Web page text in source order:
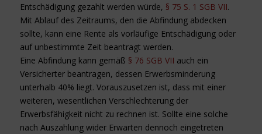
Entschädigung gezahlt werden würde, § 75 S. 1 SGB VII.
Mit Ablauf des Zeitraums, den die Abfindung abdecken
sollte, kann eine Rente als vorläufige Entschädigung oder
auf unbestimmte Zeit beantragt werden.
Eine Abfindung kann gemäß § 76 SGB VII auch ein
Versicherter beantragen, dessen Erwerbsminderung
unterhalb 40% liegt. Vorauszusetzen ist, dass mit einer
weiteren, wesentlichen Verschlechterung der
Erwerbsfähigkeit nicht zu rechnen ist. Sollte eine solche
nach Auszahlung wider Erwarten dennoch eingetreten